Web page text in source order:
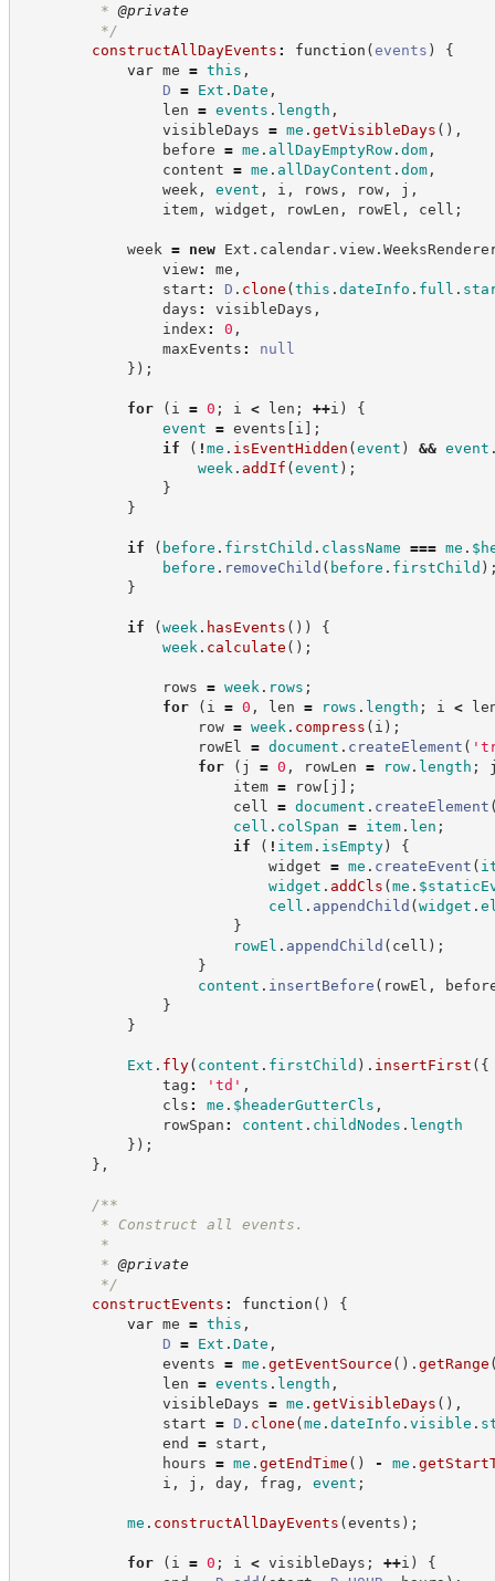
* @private
*/
constructAllDayEvents : function (events )
{
var me = this ,
D = Ext . Date ,
len = events . length ,
visibleDays = me . getVisibleDays ( ) ,
before = me . allDayEmptyRow. dom,
content = me . allDayContent . dom,
week , event , i , rows , row, j ,
item, widget , rowLen , rowEl , cell ;
week = new Ext . calendar. view.
view: me ,
start : D . clone (this . dateInfo . full .
days : visibleDays ,
index : 0 ,
maxEvents :
null
} ) ;
for ( i = 0 ; i < len ; ++i )
{
event = events [ i ] ;
if
( ! me . isEventHidden (event ) && event
week . addIf (event ) ;
}
}
if ( before . firstChild . className === me .
before . removeChild ( before . firstChild )
}
if (week . hasEvents ( ) )
{
week . calculate ( ) ;
rows = week . rows ;
for
( i = 0 , len = rows . length ; i <
row = week . compress ( i ) ;
rowEl = document . createElement ( '
for
( j = 0 , rowLen = row. length ;
item = row[ j ] ;
cell = document . createElement
cell . colSpan = item. len ;
if
( ! item. isEmpty)
{
widget = me . createEvent (
widget . addCls (me .
cell . appendChild (widget .
}
rowEl . appendChild ( cell ) ;
}
content . insertBefore ( rowEl ,
}
}
Ext . fly( content . firstChild ) . insertFirst ( {
tag : ' td ' ,
cls : me . $headerGutterCls ,
rowSpan : content . childNodes . length
} ) ;
} ,
/**
* Construct all events.
*
* @private
*/
constructEvents : function ( )
{
var me = this ,
D = Ext . Date ,
events = me . getEventSource ( ) . getRange
len = events . length ,
visibleDays = me . getVisibleDays ( ) ,
start = D . clone (me . dateInfo . visible .
end = start ,
hours = me . getEndTime ( ) - me .
i , j , day, frag , event ;
me . constructAllDayEvents (events ) ;
for ( i = 0 ; i < visibleDays ; ++i )
{